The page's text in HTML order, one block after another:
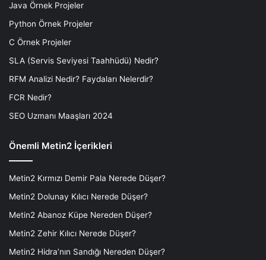
Java Örnek Projeler
Python Örnek Projeler
C Örnek Projeler
SLA (Servis Seviyesi Taahhüdü) Nedir?
RFM Analizi Nedir? Faydaları Nelerdir?
FCR Nedir?
SEO Uzmanı Maaşları 2024
Önemli Metin2 İçerikleri
Metin2 Kırmızı Demir Pala Nerede Düşer?
Metin2 Dolunay Kılıcı Nerede Düşer?
Metin2 Abanoz Küpe Nereden Düşer?
Metin2 Zehir Kılıcı Nerede Düşer?
Metin2 Hidra’nın Sandığı Nereden Düşer?